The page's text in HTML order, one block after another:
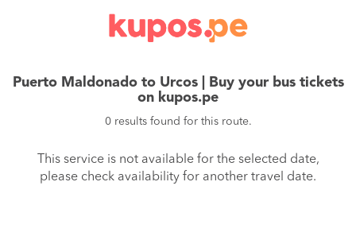
Puerto Maldonado to Urcos | Buy your bus tickets
on kupos.pe
0 results found for this route.
This service is not available for the selected date,
please check availability for another travel date.